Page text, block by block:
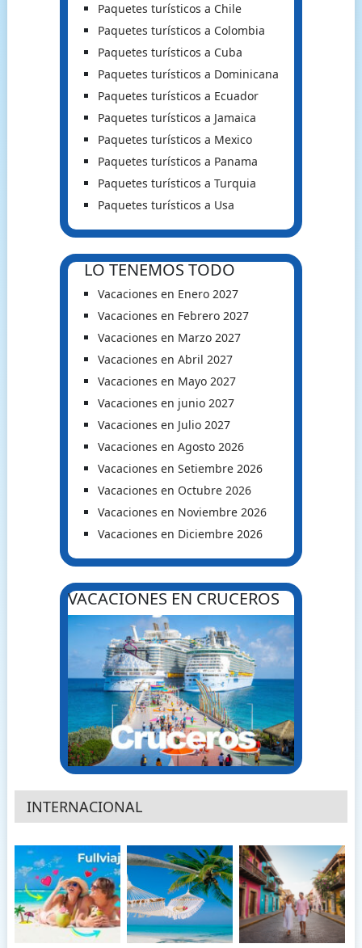
Paquetes turísticos a Chile
Paquetes turísticos a Colombia
Paquetes turísticos a Cuba
Paquetes turísticos a Dominicana
Paquetes turísticos a Ecuador
Paquetes turísticos a Jamaica
Paquetes turísticos a Mexico
Paquetes turísticos a Panama
Paquetes turísticos a Turquia
Paquetes turísticos a Usa
LO TENEMOS TODO
Vacaciones en Enero 2027
Vacaciones en Febrero 2027
Vacaciones en Marzo 2027
Vacaciones en Abril 2027
Vacaciones en Mayo 2027
Vacaciones en junio 2027
Vacaciones en Julio 2027
Vacaciones en Agosto 2026
Vacaciones en Setiembre 2026
Vacaciones en Octubre 2026
Vacaciones en Noviembre 2026
Vacaciones en Diciembre 2026
VACACIONES EN CRUCEROS
INTERNACIONAL